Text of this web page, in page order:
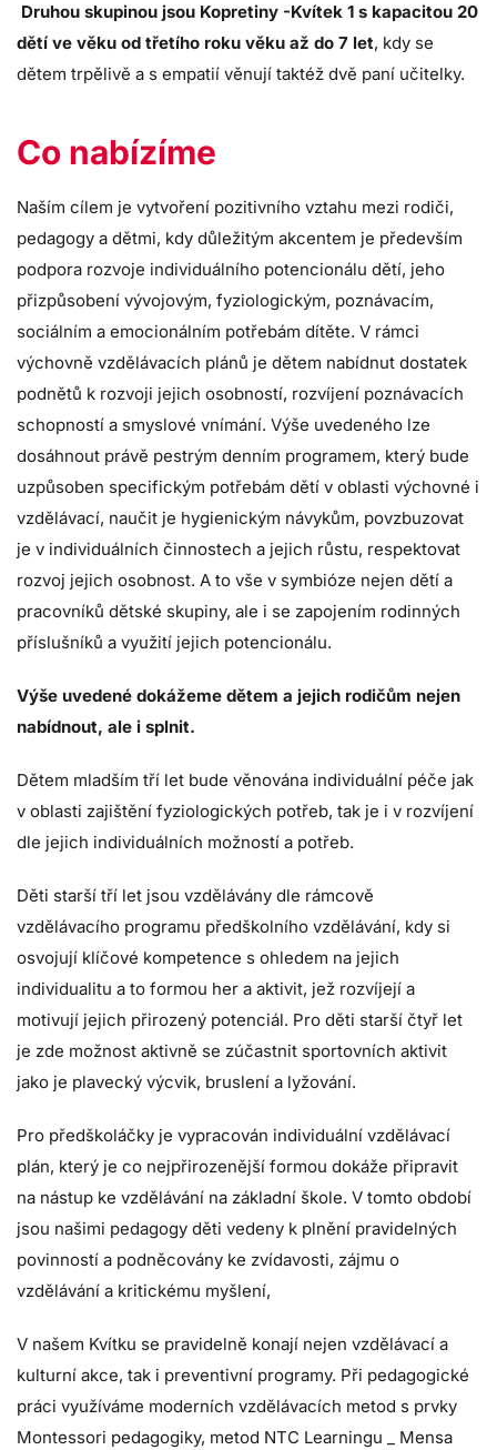
Druhou skupinou jsou Kopretiny -Kvítek 1 s kapacitou 20
dětí ve věku od třetího roku věku až do 7 let, kdy se
dětem trpělivě a s empatií věnují taktéž dvě paní učitelky.
Co nabízíme
Naším cílem je vytvoření pozitivního vztahu mezi rodiči,
pedagogy a dětmi, kdy důležitým akcentem je především
podpora rozvoje individuálního potencionálu dětí, jeho
přizpůsobení vývojovým, fyziologickým, poznávacím,
sociálním a emocionálním potřebám dítěte. V rámci
výchovně vzdělávacích plánů je dětem nabídnut dostatek
podnětů k rozvoji jejich osobností, rozvíjení poznávacích
schopností a smyslové vnímání. Výše uvedeného lze
dosáhnout právě pestrým denním programem, který bude
uzpůsoben specifickým potřebám dětí v oblasti výchovné i
vzdělávací, naučit je hygienickým návykům, povzbuzovat
je v individuálních činnostech a jejich růstu, respektovat
rozvoj jejich osobnost. A to vše v symbióze nejen dětí a
pracovníků dětské skupiny, ale i se zapojením rodinných
příslušníků a využití jejich potencionálu.
Výše uvedené dokážeme dětem a jejich rodičům nejen
nabídnout, ale i splnit.
Dětem mladším tří let bude věnována individuální péče jak
v oblasti zajištění fyziologických potřeb, tak je i v rozvíjení
dle jejich individuálních možností a potřeb.
Děti starší tří let jsou vzdělávány dle rámcově
vzdělávacího programu předškolního vzdělávání, kdy si
osvojují klíčové kompetence s ohledem na jejich
individualitu a to formou her a aktivit, jež rozvíjejí a
motivují jejich přirozený potenciál. Pro děti starší čtyř let
je zde možnost aktivně se zúčastnit sportovních aktivit
jako je plavecký výcvik, bruslení a lyžování.
Pro předškoláčky je vypracován individuální vzdělávací
plán, který je co nejpřirozenější formou dokáže připravit
na nástup ke vzdělávání na základní škole. V tomto období
jsou našimi pedagogy děti vedeny k plnění pravidelných
povinností a podněcovány ke zvídavosti, zájmu o
vzdělávání a kritickému myšlení,
V našem Kvítku se pravidelně konají nejen vzdělávací a
kulturní akce, tak i preventivní programy. Při pedagogické
práci využíváme moderních vzdělávacích metod s prvky
Montessori pedagogiky, metod NTC Learningu _ Mensa